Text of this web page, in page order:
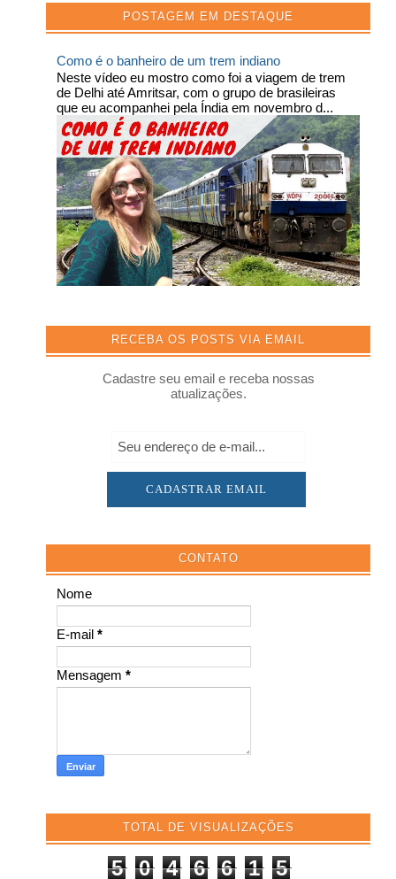
POSTAGEM EM DESTAQUE
Como é o banheiro de um trem indiano
Neste vídeo eu mostro como foi a viagem de trem
de Delhi até Amritsar, com o grupo de brasileiras
que eu acompanhei pela Índia em novembro d...
RECEBA OS POSTS VIA EMAIL
Cadastre seu email e receba nossas
atualizações.
CONTATO
Nome
E-mail*
Mensagem*
TOTAL DE VISUALIZAÇÕES
5 0 4 6 6 1 5